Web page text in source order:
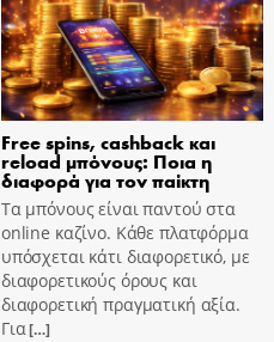
Free spins, cashback και
reload μπόνους: Ποια η
διαφορά για τον παίκτη
Τα μπόνους είναι παντού στα
online καζίνο. Κάθε πλατφόρμα
υπόσχεται κάτι διαφορετικό, με
διαφορετικούς όρους και
διαφορετική πραγματική αξία.
Για[…]